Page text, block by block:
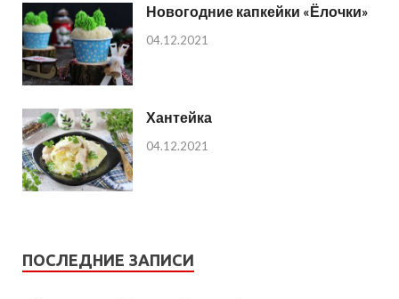
Новогодние капкейки «Ёлочки»
04.12.2021
Хантейка
04.12.2021
ПОСЛЕДНИЕ ЗАПИСИ